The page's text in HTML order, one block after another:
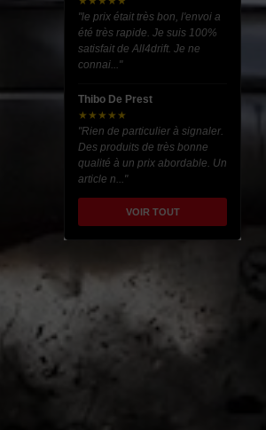
"le prix était très bon, l'envoi a
été très rapide. Je suis 100%
satisfait de All4drift. Je ne
connai..."
Thibo De Prest
★★★★★
"Rien de particulier à signaler.
Des produits de très bonne
qualité à un prix abordable. Un
article n..."
VOIR TOUT